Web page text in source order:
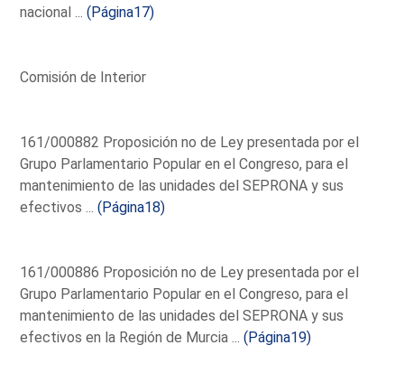
nacional ...(Página17)
Comisión de Interior
161/000882 Proposición no de Ley presentada por el
Grupo Parlamentario Popular en el Congreso, para el
mantenimiento de las unidades del SEPRONA y sus
efectivos ...(Página18)
161/000886 Proposición no de Ley presentada por el
Grupo Parlamentario Popular en el Congreso, para el
mantenimiento de las unidades del SEPRONA y sus
efectivos en la Región de Murcia ...(Página19)